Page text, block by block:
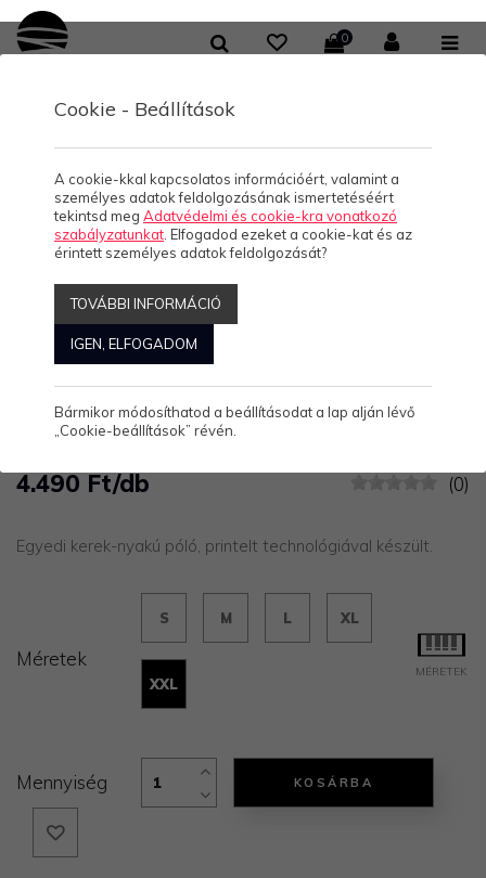
0
KOLLEKCIÓK/ HELLO BALATON
Balaton summer paradise
retro - FÉRFI PÓLÓ (V)
Balaton summer
paradise retro -
FÉRFI PÓLÓ (V)
4.490 Ft/db (0)
Egyedi kerek-nyakú póló, printelt technológiával készült.
Méretek
S M L XL
XXL
MÉRETEK
Mennyiség KOSÁRBA
Cookie - Beállítások
A cookie-kkal kapcsolatos információért, valamint a
személyes adatok feldolgozásának ismertetéséért
tekintsd meg Adatvédelmi és cookie-kra vonatkozó
szabályzatunkat . Elfogadod ezeket a cookie-kat és az
érintett személyes adatok feldolgozását?
TOVÁBBI INFORMÁCIÓ
IGEN, ELFOGADOM
Bármikor módosíthatod a beállításodat a lap alján lévő
„Cookie-beállítások” révén.